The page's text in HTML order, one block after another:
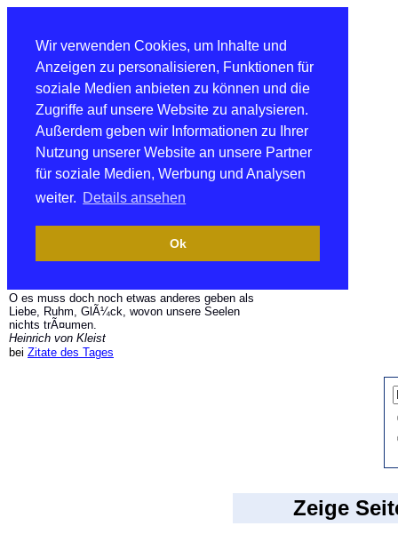
Wir verwenden Cookies, um Inhalte und
Anzeigen zu personalisieren, Funktionen für
soziale Medien anbieten zu können und die
Zugriffe auf unsere Website zu analysieren.
Außerdem geben wir Informationen zu Ihrer
Nutzung unserer Website an unsere Partner
für soziale Medien, Werbung und Analysen
weiter. Details ansehen
Ok
O es muss doch noch etwas anderes geben als
Liebe, Ruhm, GlÃ¼ck, wovon unsere Seelen
nichts trÃ¤umen.
Heinrich von Kleist
bei Zitate des Tages
Zeige